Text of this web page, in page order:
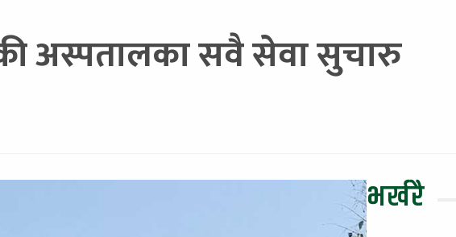
अस्पतालका सवै सेवा सुचारु
भर्खरै